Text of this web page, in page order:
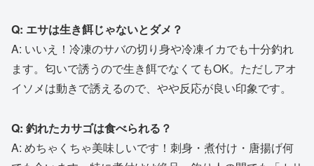
Q: エサは生き餌じゃないとダメ？
A: いいえ！冷凍のサバの切り身や冷凍イカでも十分釣れ
ます。匂いで誘うので生き餌でなくてもOK。ただしアオ
イソメは動きで誘えるので、やや反応が良い印象です。
Q: 釣れたカサゴは食べられる？
A: めちゃくちゃ美味しいです！刺身・煮付け・唐揚げ何